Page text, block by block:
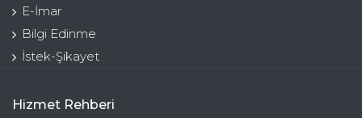
E-İmar
Bilgi Edinme
İstek-Şikayet
Hizmet Rehberi